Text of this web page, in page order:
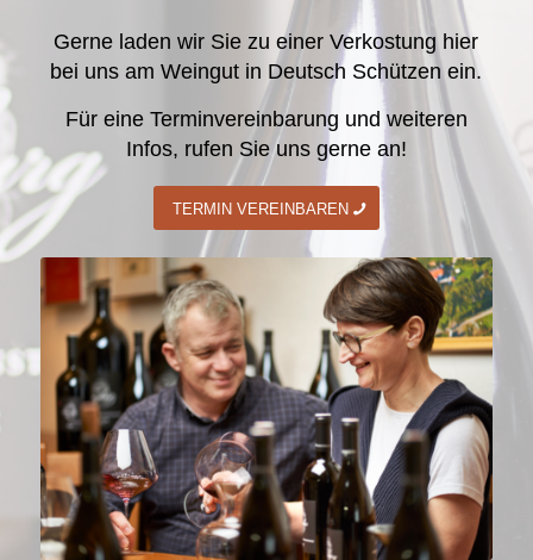
Gerne laden wir Sie zu einer Verkostung hier
bei uns am Weingut in Deutsch Schützen ein.
Für eine Terminvereinbarung und weiteren
Infos, rufen Sie uns gerne an!
TERMIN VEREINBAREN